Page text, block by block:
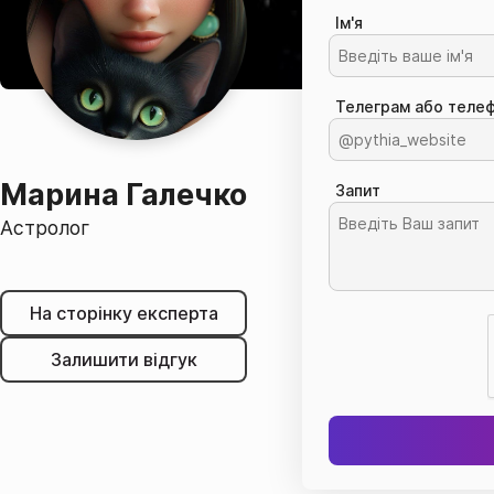
Марина Галечко
Астролог
На сторінку експерта
Залишити відгук
Ім'я
Телеграм або
Запит